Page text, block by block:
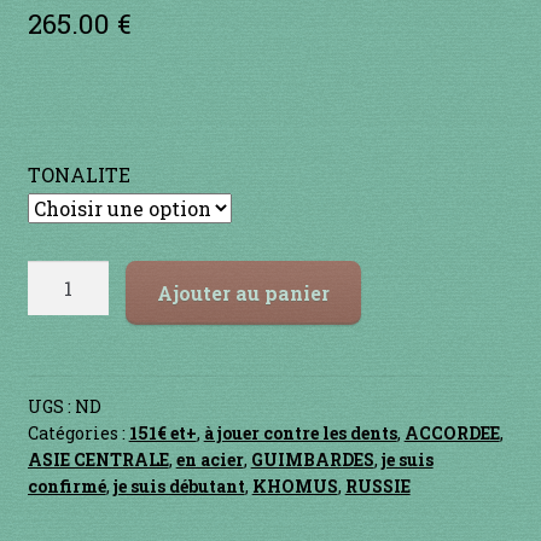
INSTRUMENTS DIVERS
je suis débutant
Liens
Mon Compte
Panier
par prix
notations
265.00 €
TONALITE
quantité
Ajouter au panier
UGS : ND
Catégories : 151€ et+, à jouer contre les dents, ACCORDEE,
ASIE CENTRALE,en acier, GUIMBARDES, je suis
confirmé,je suis débutant, KHOMUS, RUSSIE